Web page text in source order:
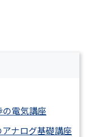
計測制御
電気講座
ナログ基礎講座